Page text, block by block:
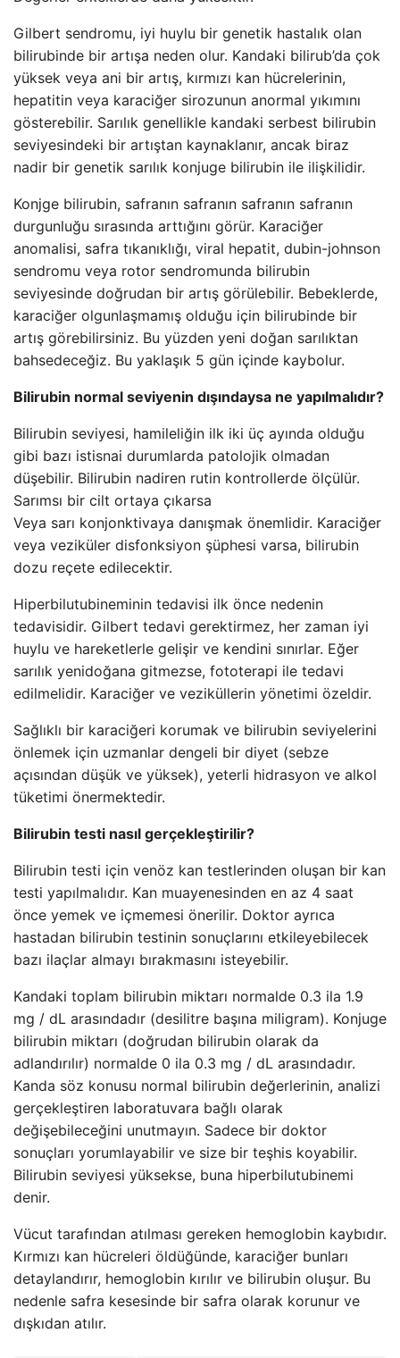
Gilbert sendromu, iyi huylu bir genetik hastalık olan
bilirubinde bir artışa neden olur. Kandaki bilirub’da çok
yüksek veya ani bir artış, kırmızı kan hücrelerinin,
hepatitin veya karaciğer sirozunun anormal yıkımını
gösterebilir. Sarılık genellikle kandaki serbest bilirubin
seviyesindeki bir artıştan kaynaklanır, ancak biraz
nadir bir genetik sarılık konjuge bilirubin ile ilişkilidir.
Konjge bilirubin, safranın safranın safranın safranın
durgunluğu sırasında arttığını görür. Karaciğer
anomalisi, safra tıkanıklığı, viral hepatit, dubin-johnson
sendromu veya rotor sendromunda bilirubin
seviyesinde doğrudan bir artış görülebilir. Bebeklerde,
karaciğer olgunlaşmamış olduğu için bilirubinde bir
artış görebilirsiniz. Bu yüzden yeni doğan sarılıktan
bahsedeceğiz. Bu yaklaşık 5 gün içinde kaybolur.
Bilirubin normal seviyenin dışındaysa ne yapılmalıdır?
Bilirubin seviyesi, hamileliğin ilk iki üç ayında olduğu
gibi bazı istisnai durumlarda patolojik olmadan
düşebilir. Bilirubin nadiren rutin kontrollerde ölçülür.
Sarımsı bir cilt ortaya çıkarsa
Veya sarı konjonktivaya danışmak önemlidir. Karaciğer
veya veziküler disfonksiyon şüphesi varsa, bilirubin
dozu reçete edilecektir.
Hiperbilutubineminin tedavisi ilk önce nedenin
tedavisidir. Gilbert tedavi gerektirmez, her zaman iyi
huylu ve hareketlerle gelişir ve kendini sınırlar. Eğer
sarılık yenidoğana gitmezse, fototerapi ile tedavi
edilmelidir. Karaciğer ve veziküllerin yönetimi özeldir.
Sağlıklı bir karaciğeri korumak ve bilirubin seviyelerini
önlemek için uzmanlar dengeli bir diyet (sebze
açısından düşük ve yüksek), yeterli hidrasyon ve alkol
tüketimi önermektedir.
Bilirubin testi nasıl gerçekleştirilir?
Bilirubin testi için venöz kan testlerinden oluşan bir kan
testi yapılmalıdır. Kan muayenesinden en az 4 saat
önce yemek ve içmemesi önerilir. Doktor ayrıca
hastadan bilirubin testinin sonuçlarını etkileyebilecek
bazı ilaçlar almayı bırakmasını isteyebilir.
Kandaki toplam bilirubin miktarı normalde 0.3 ila 1.9
mg / dL arasındadır (desilitre başına miligram). Konjuge
bilirubin miktarı (doğrudan bilirubin olarak da
adlandırılır) normalde 0 ila 0.3 mg / dL arasındadır.
Kanda söz konusu normal bilirubin değerlerinin, analizi
gerçekleştiren laboratuvara bağlı olarak
değişebileceğini unutmayın. Sadece bir doktor
sonuçları yorumlayabilir ve size bir teşhis koyabilir.
Bilirubin seviyesi yüksekse, buna hiperbilutubinemi
denir.
Vücut tarafından atılması gereken hemoglobin kaybıdır.
Kırmızı kan hücreleri öldüğünde, karaciğer bunları
detaylandırır, hemoglobin kırılır ve bilirubin oluşur. Bu
nedenle safra kesesinde bir safra olarak korunur ve
dışkıdan atılır.